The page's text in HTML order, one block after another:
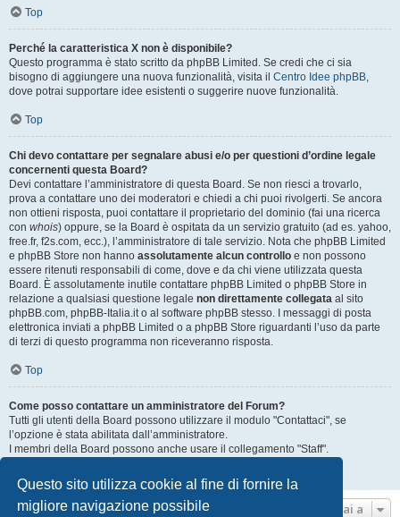
Questo sito utilizza cookie al fine di fornire la
migliore navigazione possibile
Top
Perché la caratteristica X non è disponibile?
Questo programma è stato scritto da phpBB Limited. Se credi che ci sia
bisogno di aggiungere una nuova funzionalità, visita il Centro Idee phpBB,
dove potrai supportare idee esistenti o suggerire nuove funzionalità.
Top
Chi devo contattare per segnalare abusi e/o per questioni d’ordine legale
concernenti questa Board?
Devi contattare l’amministratore di questa Board. Se non riesci a trovarlo,
prova a contattare uno dei moderatori e chiedi a chi puoi rivolgerti. Se ancora
non ottieni risposta, puoi contattare il proprietario del dominio (fai una ricerca
con whois) oppure, se la Board è ospitata da un servizio gratuito (ad es. yahoo,
free.fr, f2s.com, ecc.), l’amministratore di tale servizio. Nota che phpBB Limited
e phpBB Store non hanno assolutamente alcun controllo e non possono
essere ritenuti responsabili di come, dove e da chi viene utilizzata questa
Board. È assolutamente inutile contattare phpBB Limited o phpBB Store in
relazione a qualsiasi questione legale non direttamente collegata al sito
phpBB.com, phpBB-Italia.it o al software phpBB stesso. I messaggi di posta
elettronica inviati a phpBB Limited o a phpBB Store riguardanti l’uso da parte
di terzi di questo programma non riceveranno risposta.
Top
Come posso contattare un amministratore del Forum?
Tutti gli utenti della Board possono utilizzare il modulo "Contattaci", se
l’opzione è stata abilitata dall’amministratore.
I membri della Board possono anche usare il collegamento "Staff".
Top
Vai a